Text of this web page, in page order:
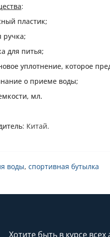
:
пластик;
ручка;
для питья;
уплотнение, которое
о приеме воды;
мл.
: Китай.
воды, спортивная бутылка
Хотите быть в курсе всех